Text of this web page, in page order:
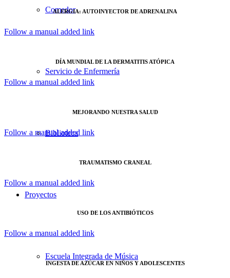
Comedor
Servicio de Enfermería
Biblioteca
Proyectos
Escuela Integrada de Música
ALERGIA: AUTOINYECTOR DE ADRENALINA
Follow a manual added link
DÍA MUNDIAL DE LA DERMATITIS ATÓPICA
Follow a manual added link
MEJORANDO NUESTRA SALUD
Follow a manual added link
TRAUMATISMO CRANEAL
Follow a manual added link
USO DE LOS ANTIBIÓTICOS
Follow a manual added link
INGESTA DE AZÚCAR EN NIÑOS Y ADOLESCENTES